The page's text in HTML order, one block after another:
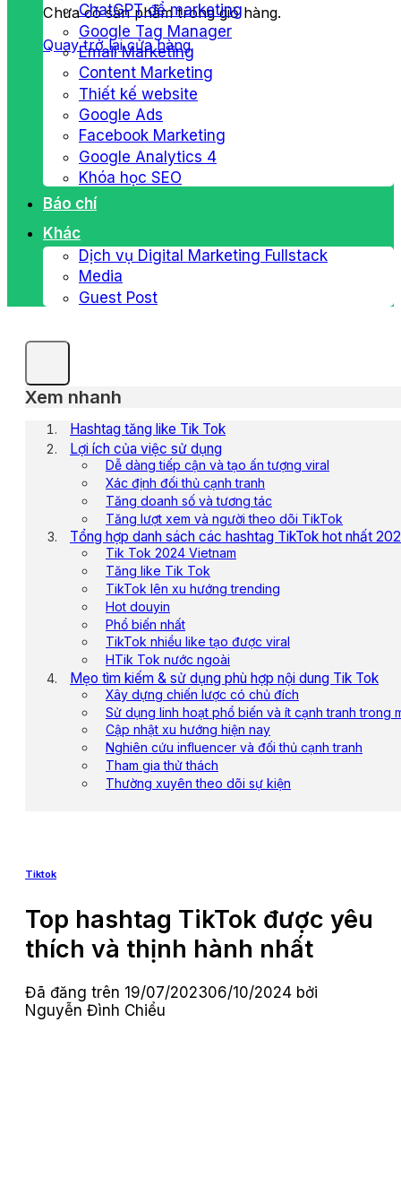
Chưa có sản phẩm trong giỏ hàng.
Quay trở lại cửa hàng
ChatGPT để marketing
Google Tag Manager
Email Marketing
Content Marketing
Thiết kế website
Google Ads
Facebook Marketing
Google Analytics 4
Khóa học SEO
Báo chí
Khác
Dịch vụ Digital Marketing Fullstack
Media
Guest Post
Xem nhanh
Hashtag tăng like Tik Tok
Lợi ích của việc sử dụng
Dễ dàng tiếp cận và tạo ấn tượng viral
Xác định đối thủ cạnh tranh
Tăng doanh số và tương tác
Tăng lượt xem và người theo dõi TikTok
Tổng hợp danh sách các hashtag TikTok hot nhất
Tik Tok 2024 Vietnam
Tăng like Tik Tok
TikTok lên xu hướng trending
Hot douyin
Phổ biến nhất
TikTok nhiều like tạo được viral
HTik Tok nước ngoài
Mẹo tìm kiếm & sử dụng phù hợp nội dung Tik Tok
Xây dựng chiến lược có chủ đích
Sử dụng linh hoạt phổ biến và ít cạnh tranh trong
Cập nhật xu hướng hiện nay
Nghiên cứu influencer và đối thủ cạnh tranh
Tham gia thử thách
Thường xuyên theo dõi sự kiện
Tiktok
Top hashtag TikTok được yêu
thích và thịnh hành nhất
Đã đăng trên 19/07/202306/10/2024 bởi
Nguyễn Đình Chiểu